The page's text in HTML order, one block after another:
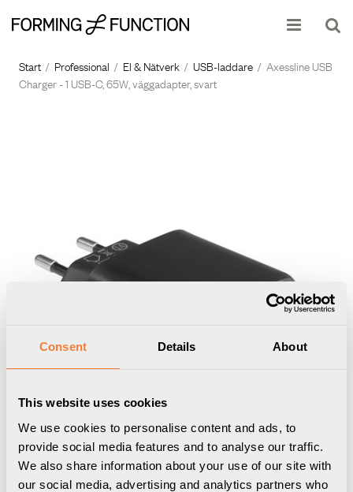
Consent Details About
This website uses cookies
We use cookies to personalise content and ads, to
provide social media features and to analyse our traffic.
We also share information about your use of our site with
our social media, advertising and analytics partners who
Start / Professional / El & Nätverk / USB-laddare / Axessline USB
Charger - 1 USB-C, 65W, väggadapter, svart